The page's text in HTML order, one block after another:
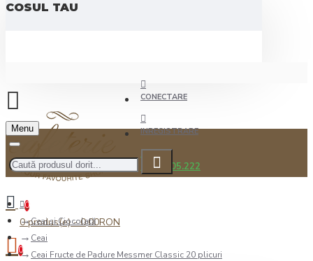
COSUL TAU
CONECTARE
INREGISTRARE
0722.505.222
Menu
0
0 produs(e) - 0,00RON
0
Ceai şi Ciocolată
Ceai
Ceai Fructe de Padure Messmer Classic 20 plicuri